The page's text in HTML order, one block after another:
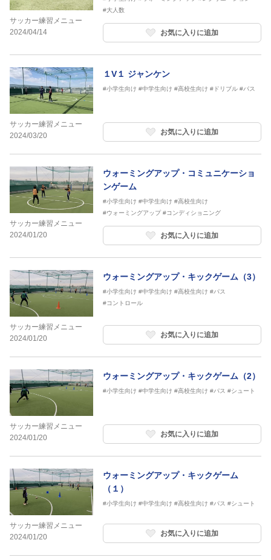
サッカー練習メニュー
2024/04/14
#大人数
お気に入りに追加
サッカー練習メニュー
2024/03/20
１V１ ジャンケン
#小学生向け #中学生向け #高校生向け #ドリブル #パス
お気に入りに追加
サッカー練習メニュー
2024/01/20
ウォーミングアップ・コミュニケーショ
ンゲーム
#小学生向け #中学生向け #高校生向け
#ウォーミングアップ #コンディショニング
お気に入りに追加
サッカー練習メニュー
2024/01/20
ウォーミングアップ・キックゲーム（3）
#小学生向け #中学生向け #高校生向け #パス
#コントロール
お気に入りに追加
サッカー練習メニュー
2024/01/20
ウォーミングアップ・キックゲーム（2）
#小学生向け #中学生向け #高校生向け #パス #シュート
お気に入りに追加
サッカー練習メニュー
2024/01/20
ウォーミングアップ・キックゲーム
（１）
#小学生向け #中学生向け #高校生向け #パス #シュート
お気に入りに追加